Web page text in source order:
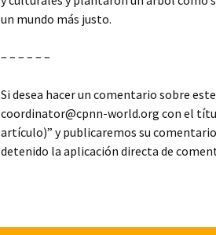
un mundo más justo.
– – – – – –
Si desea hacer un comentario sobre
coordinator@cpnn-world.org con el
artículo)” y publicaremos su
detenido la aplicación directa de